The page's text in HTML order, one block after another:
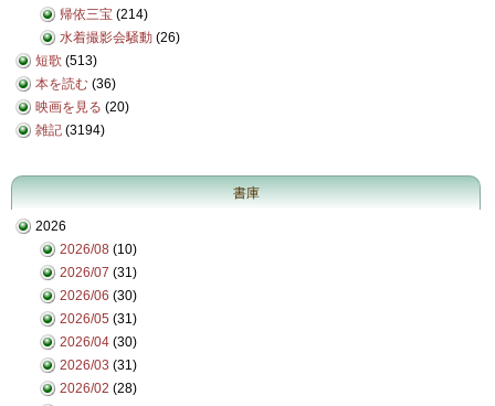
帰依三宝 (214)
水着撮影会騒動 (26)
短歌 (513)
本を読む (36)
映画を見る (20)
雑記 (3194)
書庫
2026
2026/08 (10)
2026/07 (31)
2026/06 (30)
2026/05 (31)
2026/04 (30)
2026/03 (31)
2026/02 (28)